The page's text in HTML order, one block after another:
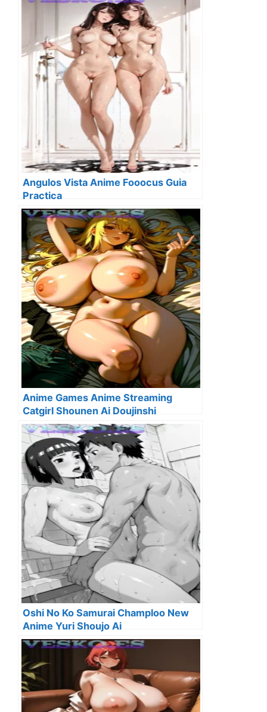
Angulos Vista Anime Fooocus Guia
Practica
Anime Games Anime Streaming
Catgirl Shounen Ai Doujinshi
Oshi No Ko Samurai Champloo New
Anime Yuri Shoujo Ai